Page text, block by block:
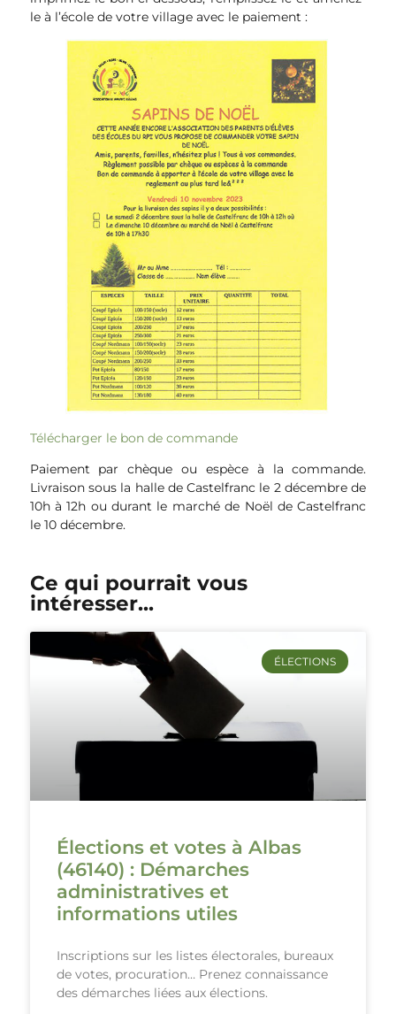
le à l’école de votre village avec le paiement :
Télécharger le bon de commande
Paiement par chèque ou espèce à la commande.
Livraison sous la halle de Castelfranc le 2 décembre de
10h à 12h ou durant le marché de Noël de Castelfranc
le 10 décembre.
Ce qui pourrait vous
intéresser...
ÉLECTIONS
Élections et votes à Albas
(46140) : Démarches
administratives et
informations utiles
Inscriptions sur les listes électorales, bureaux
de votes, procuration… Prenez connaissance
des démarches liées aux élections.